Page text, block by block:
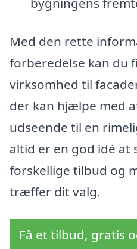
Med den rette
forberedelse kan du
virksomhed til
der kan hjælpe med
udseende til en
altid er en god idé at
forskellige tilbud og
træffer dit valg.
Få et tilbud, gratis